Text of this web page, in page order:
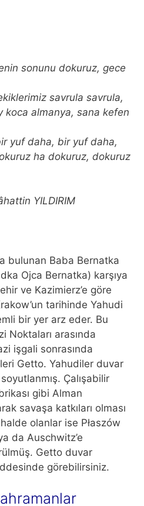
sonunu dokuruz, gece
savrula savrula,
koca almanya, sana kefen
yuf daha, bir yuf daha,
ha dokuruz, dokuruz
YILDIRIM
bulunan Baba Bernatka
Ojca Bernatka) karşıya
ve Kazimierz’e göre
tarihinde Yahudi
bir yer arz eder. Bu
Noktaları arasında
işgali sonrasında
Getto. Yahudiler duvar
Çalışabilir
gibi Alman
savaşa katkıları olması
olanlar ise Płaszów
da Auschwitz’e
Getto duvar
görebilirsiniz.